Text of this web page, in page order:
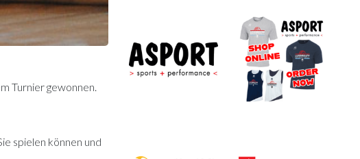
Turnier gewonnen.
spielen können und